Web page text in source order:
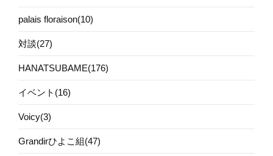
palais floraison(10)
対談(27)
HANATSUBAME(176)
イベント(16)
Voicy(3)
Grandirひよこ組(47)